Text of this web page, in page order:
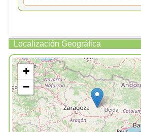
Localización Geográfica
+
−